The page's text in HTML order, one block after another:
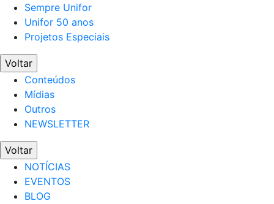
Sempre Unifor
Unifor 50 anos
Projetos Especiais
Voltar
Conteúdos
Mídias
Outros
NEWSLETTER
Voltar
NOTÍCIAS
EVENTOS
BLOG